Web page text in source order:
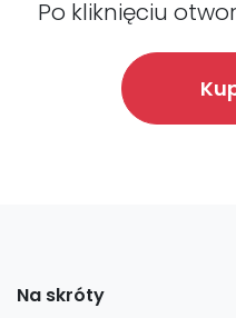
Po kliknięciu
Na skróty